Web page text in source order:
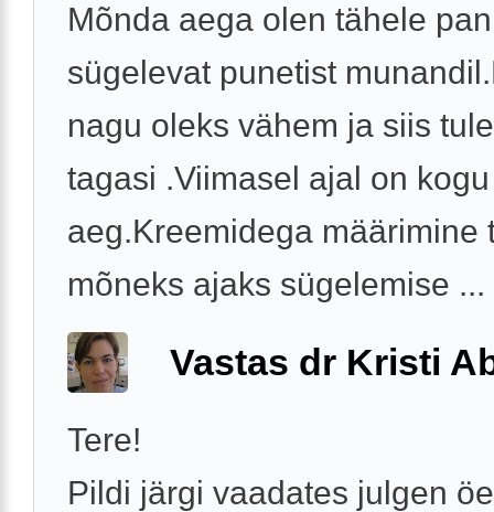
Mõnda aega olen tähele
sügelevat punetist
nagu oleks vähem ja siis
tagasi .Viimasel ajal on kogu
aeg.Kreemidega määrimine
mõneks ajaks sügelemise ...
Vastas dr Kristi
Tere!
Pildi järgi vaadates julgen